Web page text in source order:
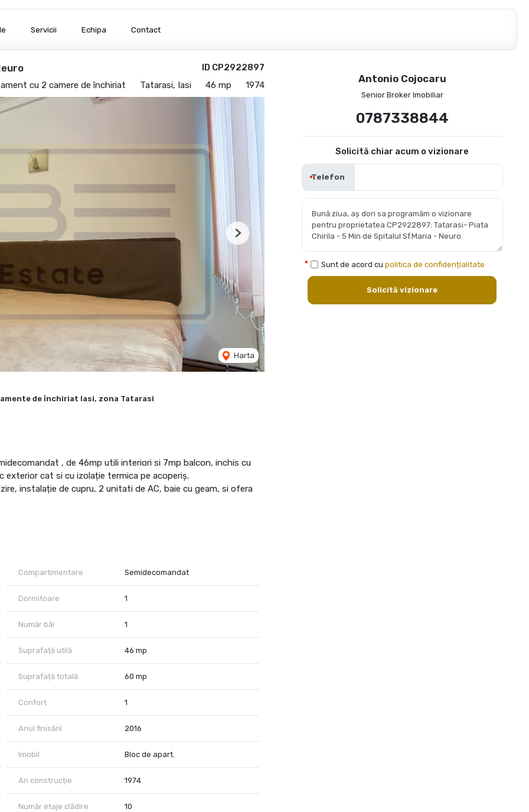
Servicii Echipa Contact
ID CP2922897
cu 2 camere de închiriat Tatarasi, Iasi 46 mp 1974
Harta
Next
de închiriat Iasi, zona Tatarasi
, de 46mp utili interiori si 7mp balcon, inchis cu
cat si cu izolație termica pe acoperiș.
instalație de cupru, 2 unitati de AC, baie cu geam, si ofera
cele 2 holuri.
.
negociabil).
in prealabil.
Compartimentare Semidecomandat
Dormitoare 1
Număr băi 1
Suprafață utilă 46 mp
Suprafață totală 60 mp
Confort 1
Anul finisării 2016
Imobil Bloc de apart.
An construcție 1974
Număr etaje clădire 10
Antonio Cojocaru
Senior Broker Imobiliar
0787338844
Solicită chiar acum o vizionare
Telefon
Sunt de acord cu politica de confidențialitate
Solicită vizionare